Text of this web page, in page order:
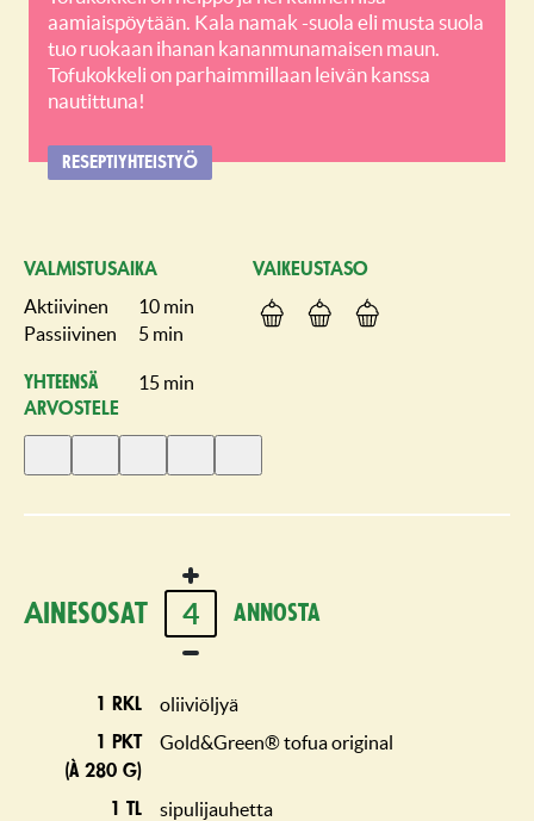
RESEPTIYHTEISTYÖ
aamiaispöytään. Kala namak -suola eli musta suola
tuo ruokaan ihanan kananmunamaisen maun.
Tofukokkeli on parhaimmillaan leivän kanssa
nautittuna!
VALMISTUSAIKA
Aktiivinen
10 min
Passiivinen
5 min
Yhteensä 15 min
VAIKEUSTASO
ARVOSTELE
Ainesosat 4 annosta
1 rkl oliiviöljyä
1 pkt
(à 280 g)
Gold&Green® tofua original
1 tl sipulijauhetta